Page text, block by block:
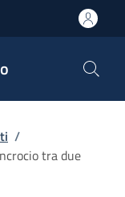
/
tra due